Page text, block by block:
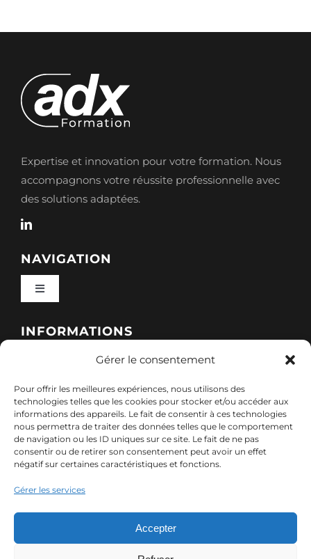
Gérer le consentement
Pour offrir les meilleures expériences, nous utilisons des
technologies telles que les cookies pour stocker et/ou accéder aux
informations des appareils. Le fait de consentir à ces technologies
nous permettra de traiter des données telles que le comportement
de navigation ou les ID uniques sur ce site. Le fait de ne pas
consentir ou de retirer son consentement peut avoir un effet
négatif sur certaines caractéristiques et fonctions.
Gérer les services
Accepter
Expertise et innovation pour votre formation. Nous
accompagnons votre réussite professionnelle avec
des solutions adaptées.
NAVIGATION
Toggle
Qui sommes-nous ?
Nos sessions
Ressources
Contact
INFORMATIONS
Politique de cookies (UE)
Mentions légales
Politique de confidentialité des données (RGPD)
CONTACT
7, rue de Marigné-Peuton – 53200 Château-
Gontier
contact@adx-formation.com